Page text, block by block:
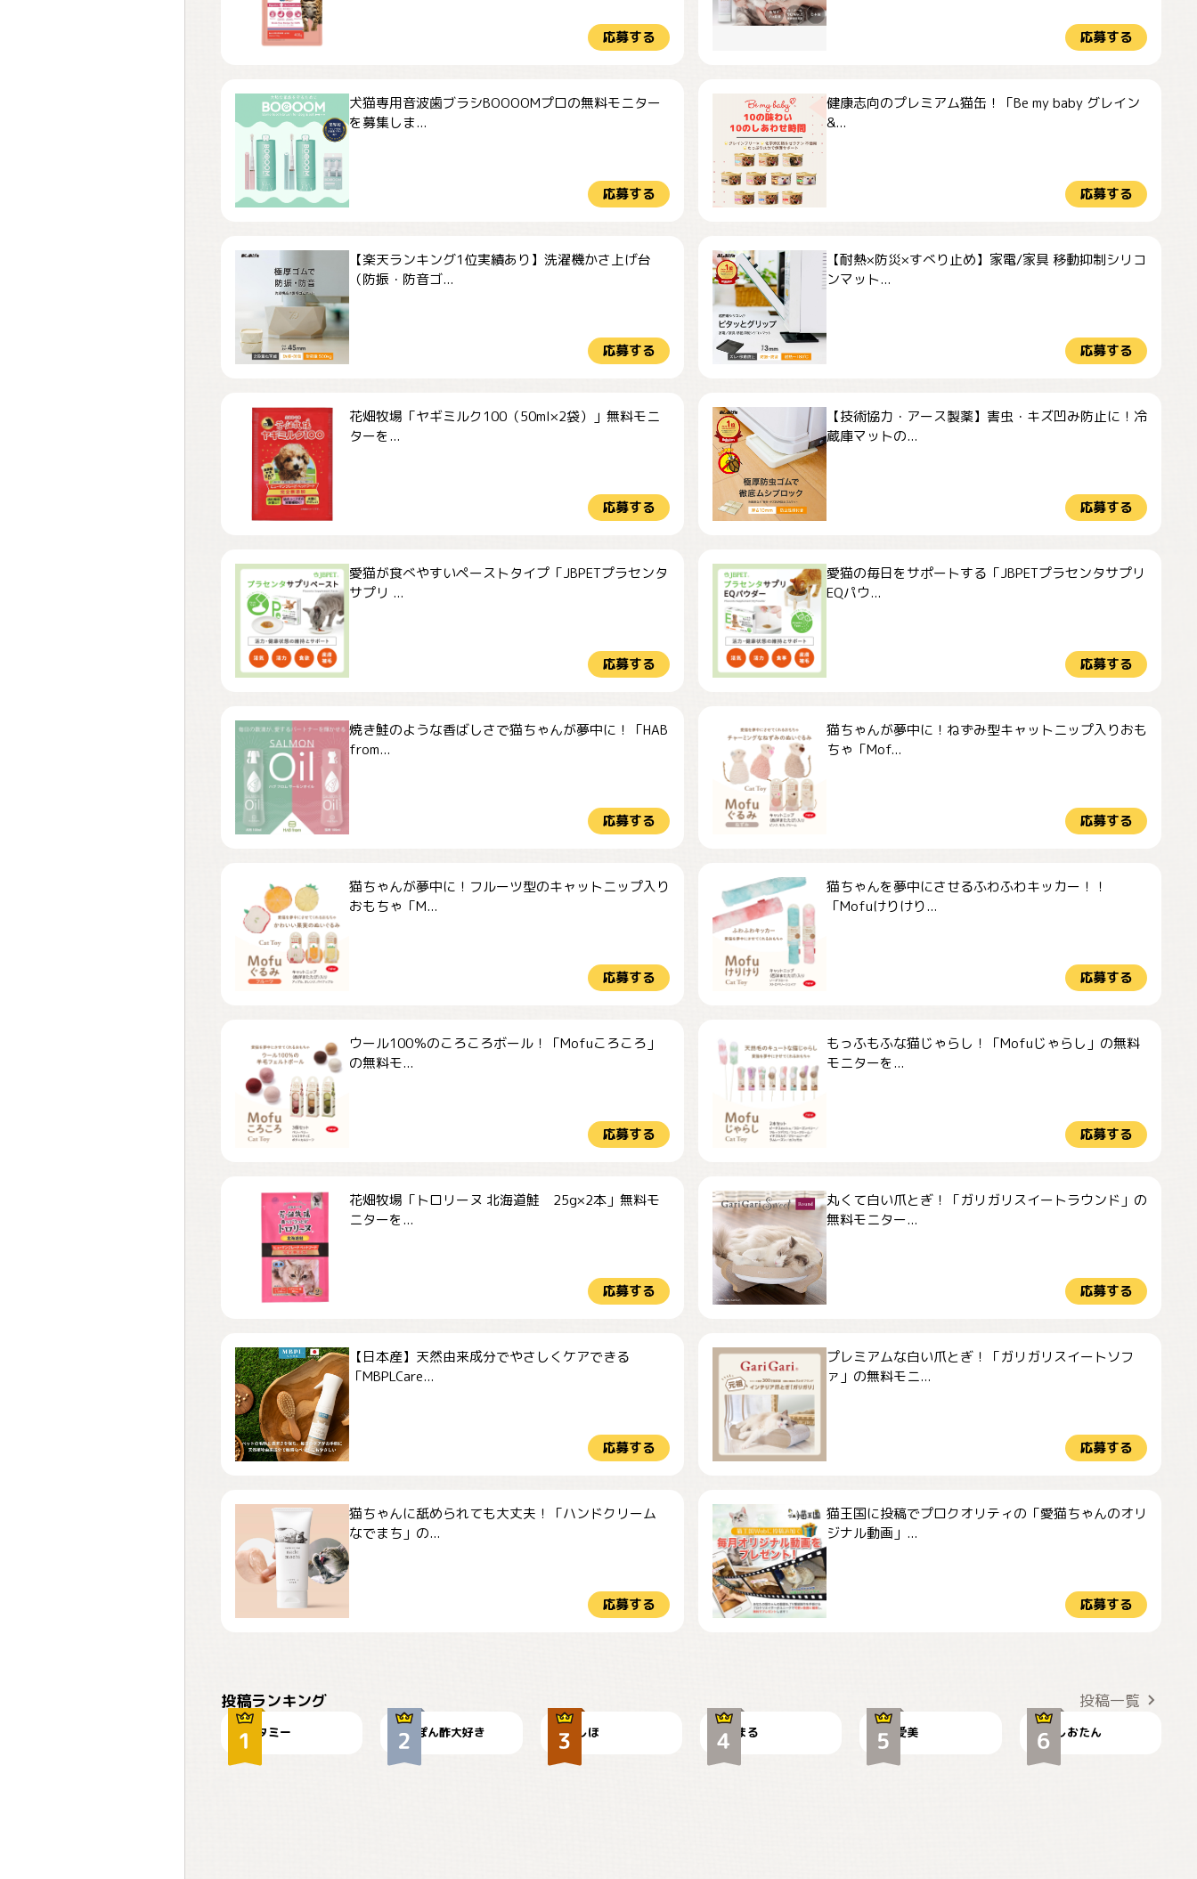
応募する 応募する
犬猫専用音波歯ブラシBOOOOMプロの無料モニター
を募集しま...
応募する
健康志向のプレミアム猫缶！「Be my baby グレイン
&...
応募する
【楽天ランキング1位実績あり】洗濯機かさ上げ台
（防振・防音ゴ...
応募する
【耐熱×防災×すべり止め】家電/家具 移動抑制シリコ
ンマット...
応募する
花畑牧場「ヤギミルク100（50ml×2袋）」無料モニ
ターを...
応募する
【技術協力・アース製薬】害虫・キズ凹み防止に！冷
蔵庫マットの...
応募する
愛猫が食べやすいペーストタイプ「JBPETプラセンタ
サプリ ...
応募する
愛猫の毎日をサポートする「JBPETプラセンタサプリ
EQパウ...
応募する
焼き鮭のような香ばしさで猫ちゃんが夢中に！「HAB
from...
応募する
猫ちゃんが夢中に！ねずみ型キャットニップ入りおも
ちゃ「Mof...
応募する
猫ちゃんが夢中に！フルーツ型のキャットニップ入り
おもちゃ「M...
応募する
猫ちゃんを夢中にさせるふわふわキッカー！！
「Mofuけりけり...
応募する
ウール100％のころころボール！「Mofuころころ」
の無料モ...
応募する
もっふもふな猫じゃらし！「Mofuじゃらし」の無料
モニターを...
応募する
花畑牧場「トロリーヌ 北海道鮭 25g×2本」無料モ
ニターを...
応募する
丸くて白い爪とぎ！「ガリガリスイートラウンド」の
無料モニター...
応募する
【日本産】天然由来成分でやさしくケアできる
「MBPLCare...
応募する
プレミアムな白い爪とぎ！「ガリガリスイートソフ
ァ」の無料モニ...
応募する
猫ちゃんに舐められても大丈夫！「ハンドクリーム
なでまち」の...
応募する
猫王国に投稿でプロクオリティの「愛猫ちゃんのオリ
ジナル動画」...
応募する
投稿ランキング 投稿一覧
タミー ぽん酢大好き しほ まる 爱美 しおたん